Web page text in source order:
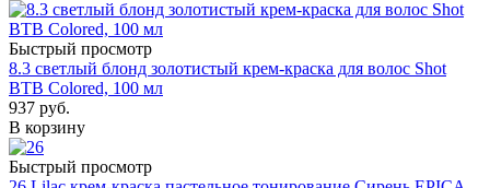
Быстрый просмотр
8.3 светлый блонд золотистый крем-краска для волос Shot
BTB Colored, 100 мл
937 руб.
В корзину
Быстрый просмотр